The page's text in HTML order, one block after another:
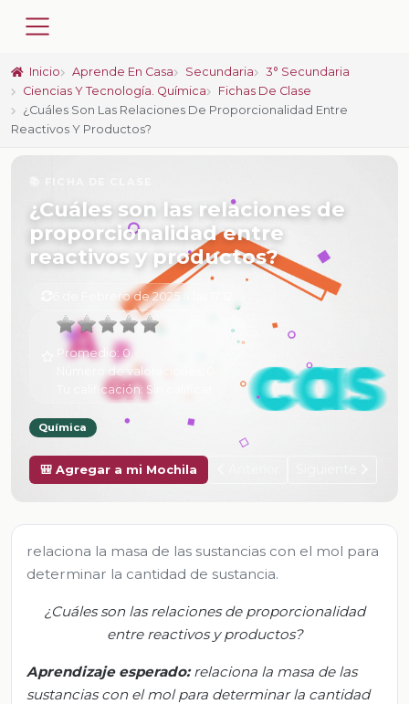
Inicio Aprende En Casa Secundaria
3° Secundaria
Ciencias Y Tecnología. Química
Fichas De Clase
¿Cuáles Son Las Relaciones De Proporcionalidad Entre
Reactivos Y Productos?
¿Cuáles son las relaciones de
proporcionalidad entre
reactivos y productos?
6 de Febrero de 2025 a las 17:12
Promedio:0
Número de valoraciones:
Tu calificación: Sin calificar
Química
🎒 Agregar a mi Mochila
relaciona la masa de las sustancias con el mol para
determinar la cantidad de sustancia.
¿Cuáles son las relaciones de proporcionalidad
entre reactivos y productos?
Aprendizaje esperado: relaciona la masa de las
sustancias con el mol para determinar la cantidad